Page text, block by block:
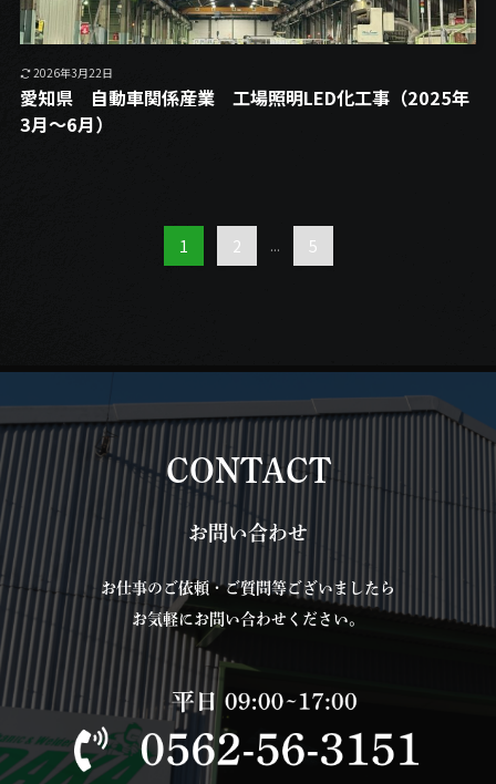
愛知県 自動車関係産業 工場照明LED化工事（2025年
3月～6月）
2026年3月22日
1 2 ... 5
CONTACT
お問い合わせ
お仕事のご依頼・ご質問等ございましたら
お気軽にお問い合わせください。